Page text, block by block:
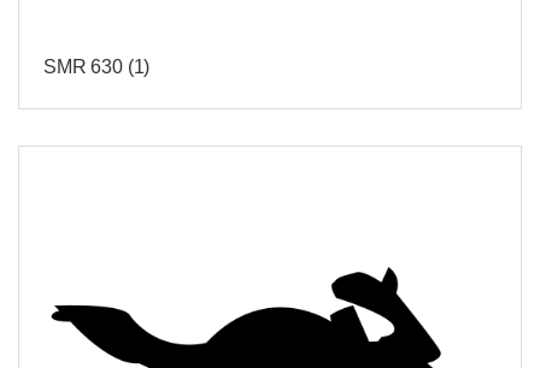
SMR 630 (1)